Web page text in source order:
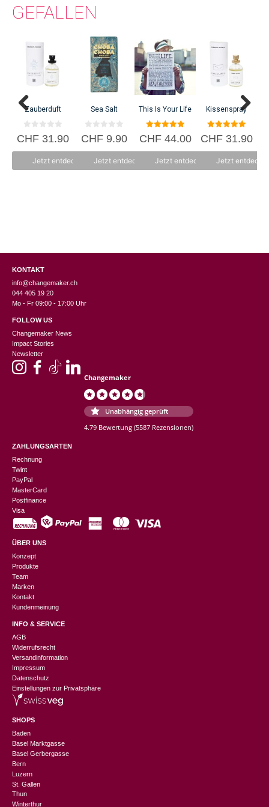
GEFALLEN
Zauberduft
0
v
CHF31.90
Jetzt entdecken
Sea Salt
0
v
CHF9.90
Jetzt entdecken
This Is Your Life
5.00
von 5
CHF44.00
Jetzt entdecken
Kissenspray
5.00
von 5
CHF31.90
Jetzt
KONTAKT
info@changemaker.ch
044 405 19 20
Mo - Fr 09:00 - 17:00 Uhr
FOLLOW US
Changemaker News
Impact Stories
Newsletter
Changemaker
Unabhängig geprüft
4.79 Bewertung (5587 Rezensionen)
ZAHLUNGSARTEN
Rechnung
Twint
PayPal
MasterCard
Postfinance
Visa
ÜBER UNS
Konzept
Produkte
Team
Marken
Kontakt
Kundenmeinung
INFO & SERVICE
AGB
Widerrufsrecht
Versandinformation
Impressum
Datenschutz
Einstellungen zur Privatsphäre
SHOPS
Baden
Basel Marktgasse
Basel Gerbergasse
Bern
Luzern
St. Gallen
Thun
Winterthur